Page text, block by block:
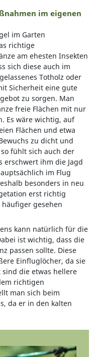
im eigenen
im Garten
richtige
am ehesten Insekten
sich diese auch im
Totholz oder
Sicherheit eine gute
zu sorgen. Man
freie Flächen mit nur
Es wäre wichtig, auf
Flächen und etwa
zu dicht und
fühlt sich auch der
erschwert ihm die Jagd
im Flug
besonders in neu
erst richtig
häufiger gesehen
kann natürlich für die
ist wichtig, dass die
passen sollte. Diese
Einfluglöcher, da sie
die etwas hellere
richtigen
man sich beim
da er in den kalten